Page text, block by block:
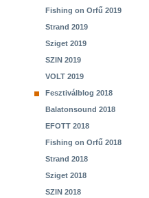
Fishing on Orfű 2019
Strand 2019
Sziget 2019
SZIN 2019
VOLT 2019
Fesztiválblog 2018
Balatonsound 2018
EFOTT 2018
Fishing on Orfű 2018
Strand 2018
Sziget 2018
SZIN 2018